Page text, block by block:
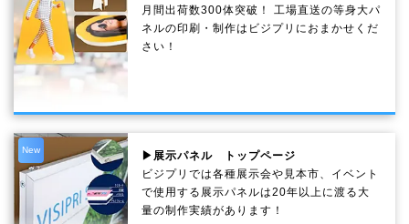
月間出荷数300体突破！ 工場直送の等身大パ
ネルの印刷・制作は ビジプリ におまかせくだ
さい！
New
▶展示パネル トップページ
ビジプリでは各種展示会や見本市、イベント
で使用する展示パネルは20年以上に渡る大
量の制作実績があります！